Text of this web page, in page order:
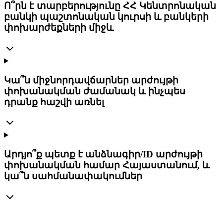
Ո՞րն է տարբերությունը ՀՀ Կենտրոնական
բանկի պաշտոնական կուրսի և բանկերի
փոխարժեքների միջև
Կա՞ն միջնորդավճարներ արժույթի
փոխանակման ժամանակ և ինչպես
դրանք հաշվի առնել
Արդյո՞ք պետք է անձնագիր/ID արժույթի
փոխանակման համար Հայաստանում, և
կա՞ն սահմանափակումներ